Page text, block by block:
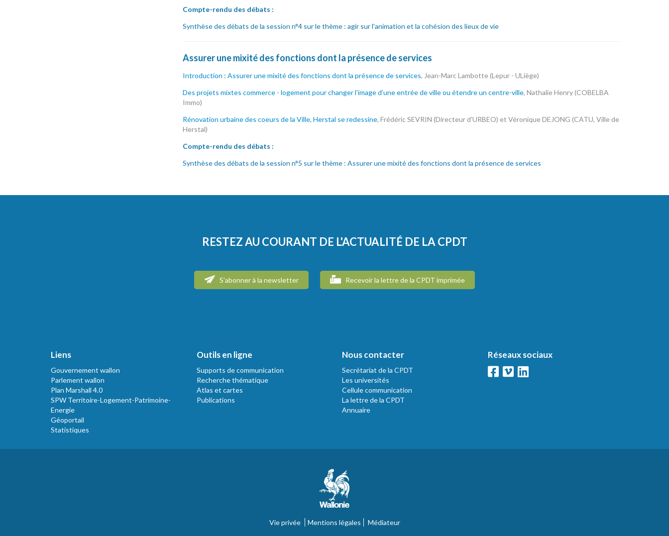
Compte-rendu des débats :
Synthèse des débats de la session n°4 sur le thème : agir sur l'animation et la cohésion des lieux de vie
Assurer une mixité des fonctions dont la présence de services
Introduction : Assurer une mixité des fonctions dont la présence de services, Jean-Marc Lambotte (Lepur - ULiège)
Des projets mixtes commerce - logement pour changer l’image d’une entrée de ville ou étendre un centre-ville, Nathalie Henry (COBELBA
Immo)
Rénovation urbaine des coeurs de la Ville, Herstal se redessine, Frédéric SEVRIN (Directeur d’URBEO) et Véronique DEJONG (CATU, Ville de
Herstal)
Compte-rendu des débats :
Synthèse des débats de la session n°5 sur le thème : Assurer une mixité des fonctions dont la présence de services
RESTEZ AU COURANT DE L'ACTUALITÉ DE LA CPDT
S'abonner à la newsletter Recevoir la lettre de la CPDT imprimée
Liens
Gouvernement wallon
Parlement wallon
Plan Marshall 4.0
SPW Territoire-Logement-Patrimoine-
Energie
Géoportail
Statistiques
Outils en ligne
Supports de communication
Recherche thématique
Atlas et cartes
Publications
Nous contacter
Secrétariat de la CPDT
Les universités
Cellule communication
La lettre de la CPDT
Annuaire
Réseaux sociaux
Vie privée Mentions légales Médiateur